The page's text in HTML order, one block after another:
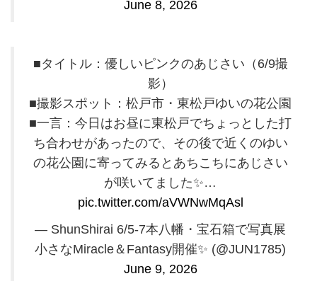
June 8, 2026
■タイトル：優しいピンクのあじさい（6/9撮
影）
■撮影スポット：松戸市・東松戸ゆいの花公園
■一言：今日はお昼に東松戸でちょっとした打
ち合わせがあったので、その後で近くのゆい
の花公園に寄ってみるとあちこちにあじさい
が咲いてました✨️…
pic.twitter.com/aVWNwMqAsl
— ShunShirai 6/5-7本八幡・宝石箱で写真展
小さなMiracle＆Fantasy開催✨️ (@JUN1785)
June 9, 2026